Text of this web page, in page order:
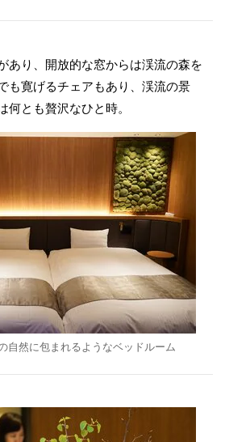
あり、開放的な窓からは渓流の森を
も寛げるチェアもあり、渓流の景
何とも贅沢なひと時。
自然に包まれるようなベッドルーム